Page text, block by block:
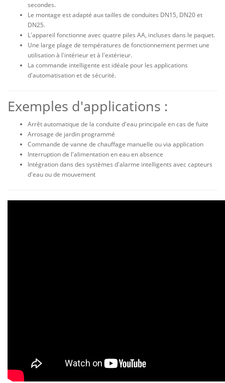
secondes.
Le montage est adapté aux tailles de conduites DN15, DN20 et
DN25.
L'appareil fonctionne avec quatre piles AA, incluses dans le paquet.
Une large plage de températures de fonctionnement permet une
utilisation à l'intérieur et à l'extérieur.
La commande intelligente est idéale pour les applications
d'automatisation et de sécurité.
Exemples d'applications :
Arrêt automatique de la conduite d'eau principale en cas de fuite
Arrosage de jardin programmé
Commande de vanne de chauffage manuelle ou via application
Interruption de l'alimentation en eau en absence
Intégration dans des systèmes d'alarme intelligents avec capteurs
d'eau ou de mouvement